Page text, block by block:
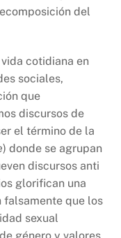
del
cotidiana en
sociales,
que
discursos de
el término de la
) donde se agrupan
discursos anti
glorifican una
que los
sexual